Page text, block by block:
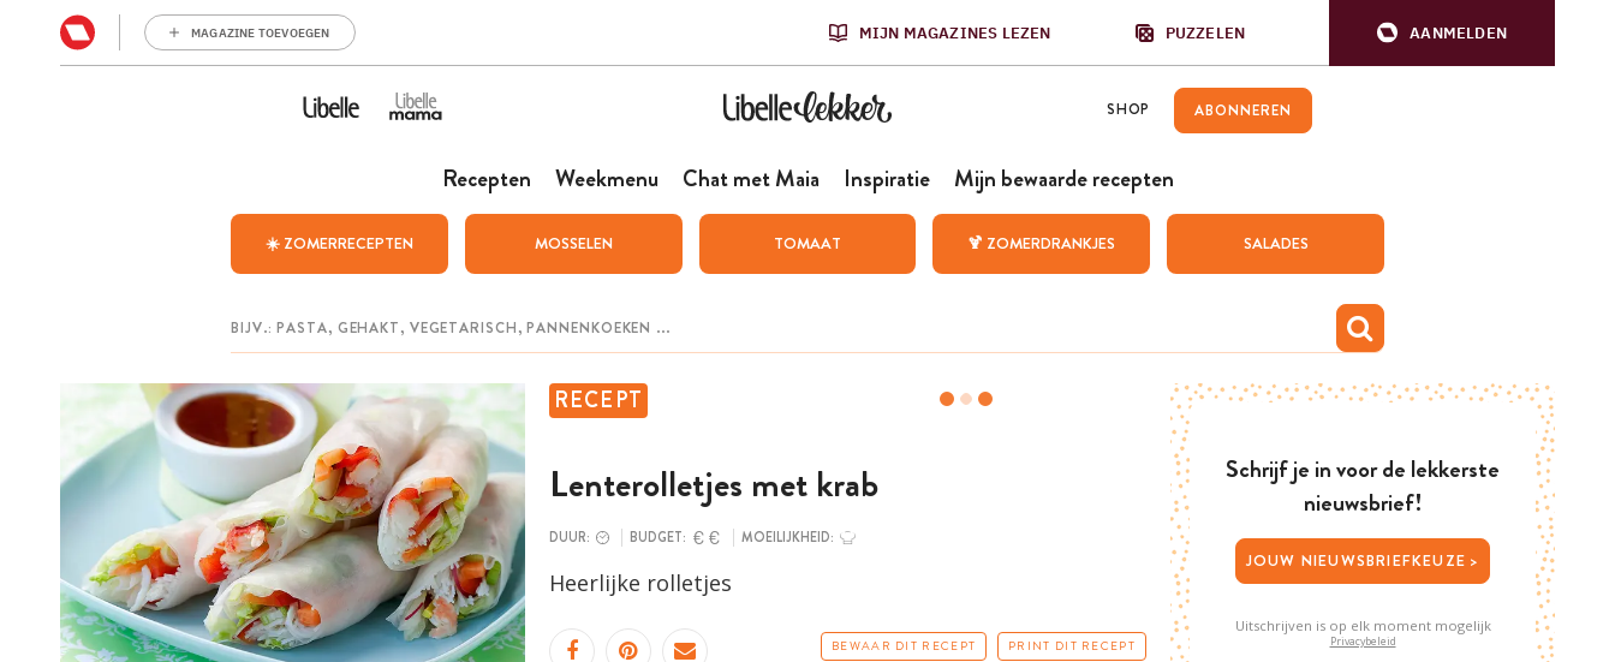
MAGAZINE TOEVOEGEN MIJN MAGAZINES LEZEN PUZZELEN AANMELDEN
SHOP ABONNEREN
Recepten Weekmenu Chat met Maia Inspiratie Mijn bewaarde recepten
☀️ ZOMERRECEPTEN MOSSELEN TOMAAT 🍹 ZOMERDRANKJES SALADES
RECEPT
Lenterolletjes met krab
DUUR: BUDGET: MOEILIJKHEID:
Heerlijke rolletjes
BEWAAR DIT RECEPT PRINT DIT RECEPT
Schrijf je in voor de lekkerste
nieuwsbrief!
JOUW NIEUWSBRIEFKEUZE >
Uitschrijven is op elk moment mogelijk
Privacybeleid